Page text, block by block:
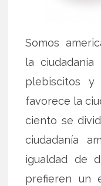
Somos
la ciudadanía
plebiscitos y
favorece la
ciento se
ciudadanía
igualdad de
prefieren un